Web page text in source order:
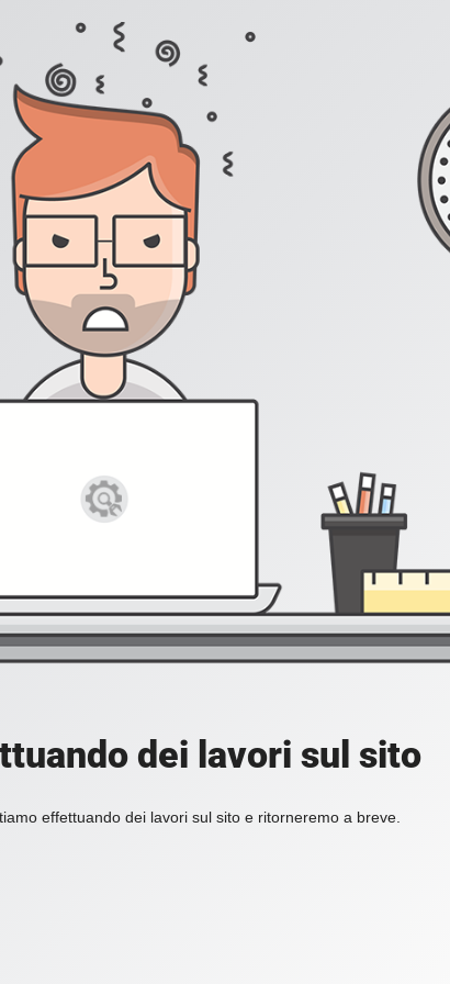
dei lavori sul sito
effettuando dei lavori sul sito e ritorneremo a breve.